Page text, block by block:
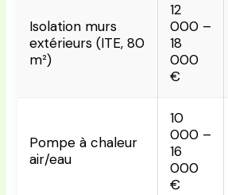
Isolation murs
extérieurs (ITE, 80
m²)
12
000 –
18
000
€
Pompe à chaleur
air/eau
10
000 –
16
000
€